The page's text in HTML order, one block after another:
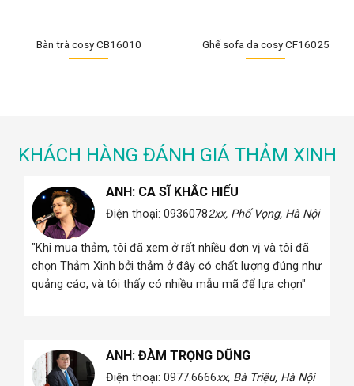
Bàn trà cosy CB16010 Ghế sofa da cosy CF16025
KHÁCH HÀNG ĐÁNH GIÁ THẢM XINH
ANH: CA SĨ KHẮC HIẾU
Điện thoại: 09360782xx, Phố Vọng, Hà Nội
"Khi mua thảm, tôi đã xem ở rất nhiều đơn vị và tôi đã
chọn Thảm Xinh bởi thảm ở đây có chất lượng đúng như
quảng cáo, và tôi thấy có nhiều mẫu mã để lựa chọn"
ANH: ĐÀM TRỌNG DŨNG
Điện thoại: 0977.6666xx, Bà Triệu, Hà Nội